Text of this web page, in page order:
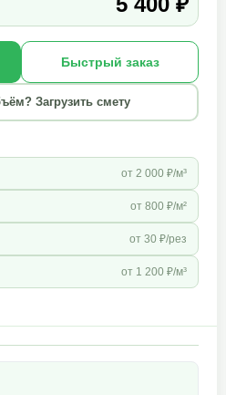
Быстрый заказ
Загрузить смету
от 2 000 ₽/м³
от 800 ₽/м²
от 30 ₽/рез
от 1 200 ₽/м³